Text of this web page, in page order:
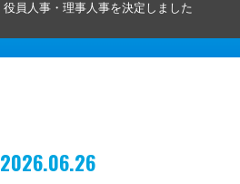
役員人事・理事人事を決定しました
2026.06.26